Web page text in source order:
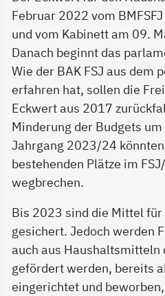
Februar 2022 vom
und vom Kabinett am 09.
Danach beginnt das
Wie der BAK FSJ aus dem
erfahren hat, sollen die
Eckwert aus 2017
Minderung der Budgets
Jahrgang 2023/24
bestehenden Plätze im
wegbrechen.
Bis 2023 sind die Mittel
gesichert. Jedoch werden
auch aus Haushaltsmitteln
gefördert werden, bereits
eingerichtet und